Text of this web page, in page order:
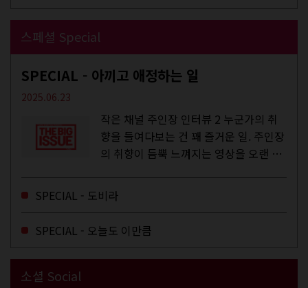
스페셜 Special
SPECIAL - 아끼고 애정하는 일
2025.06.23
작은 채널 주인장 인터뷰 2 누군가의 취
향을 들여다보는 건 꽤 즐거운 일. 주인장
의 취향이 듬뿍 느껴지는 영상을 오랜 시
에 스며드는 경험을 하기도 한다. 좀처럼
듣지 않던 장르의 노래를...
SPECIAL - 도비라
SPECIAL - 오늘도 이만큼
소셜 Social